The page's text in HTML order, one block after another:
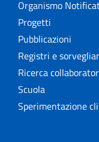
Organismo
Progetti
Pubblicazioni
Registri e
Ricerca
Scuola
Sperimentazione